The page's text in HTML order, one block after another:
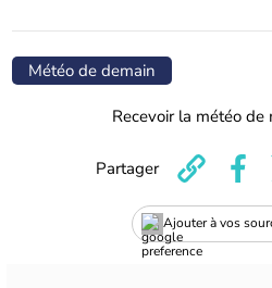
Météo de demain
Recevoir la météo de
Ajouter à vos
Partager